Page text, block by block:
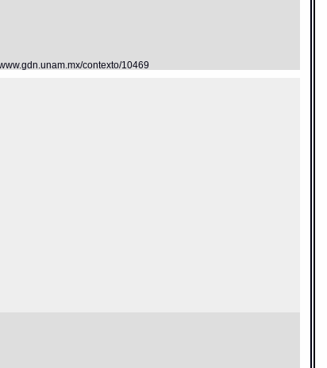
contexto/10469